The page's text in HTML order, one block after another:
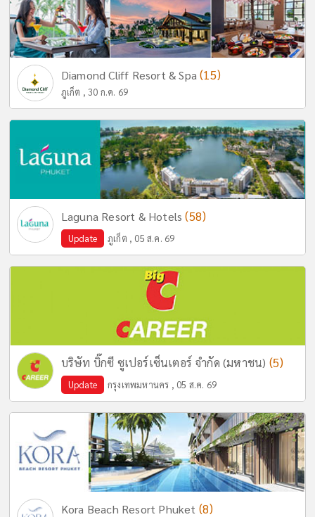
Diamond Cliff Resort & Spa(15)
ภูเก็ต , 30 ก.ค. 69
Laguna Resort & Hotels(58)
Update ภูเก็ต , 05 ส.ค. 69
บริษัท บิ๊กซี ซูเปอร์เซ็นเตอร์ จำกัด (มหาชน) (5)
Update กรุงเทพมหานคร , 05 ส.ค. 69
Kora Beach Resort Phuket (8)